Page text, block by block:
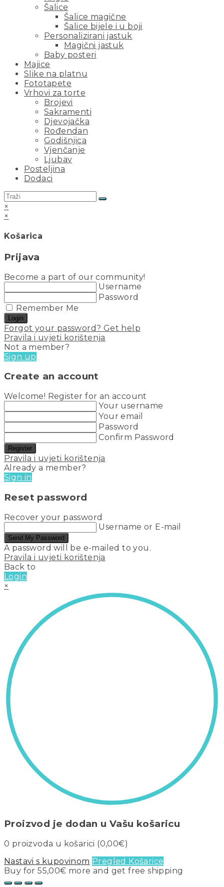
Šalice
Šalice magične
Šalice bijele i u boji
Personalizirani jastuk
Magični jastuk
Baby posteri
Majice
Slike na platnu
Fototapete
Vrhovi za torte
Brojevi
Sakramenti
Djevojačka
Rođendan
Godišnjica
Vjenčanje
Ljubav
Posteljina
Dodaci
×
×
Košarica
Prijava
Become a part of our community!
Username
Password
Remember Me
Login
Forgot your password? Get help
Pravila i uvjeti korištenja
Not a member?
Sign up
Create an account
Welcome! Register for an account
Your username
Your email
Password
Confirm Password
Register
Pravila i uvjeti korištenja
Already a member?
Sign in
Reset password
Recover your password
Username or E-mail
Send My Password
A password will be e-mailed to you.
Pravila i uvjeti korištenja
Back to
Login
×
Proizvod je dodan u Vašu košaricu
0 proizvoda u košarici (0,00€)
Nastavi s kupovinom Pregled Košarice
Buy for55,00€ more and get free shipping